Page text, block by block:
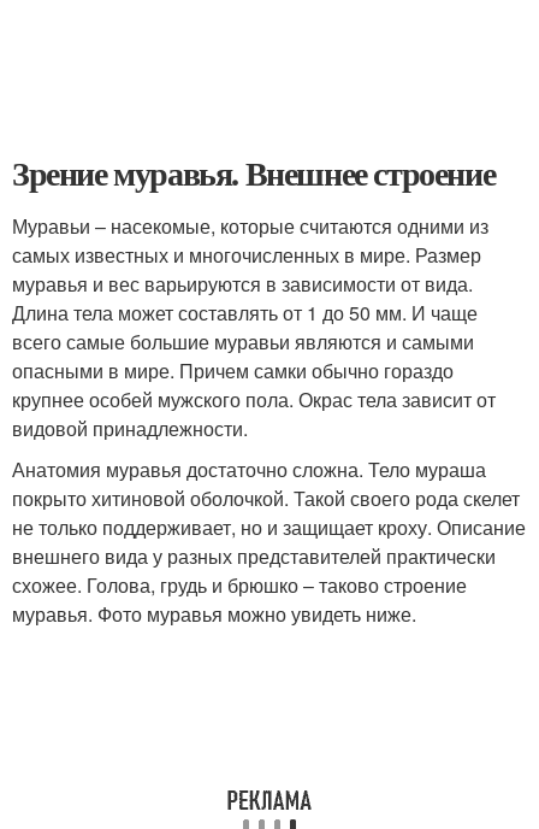
Зрение муравья. Внешнее строение
Муравьи – насекомые, которые считаются одними из
самых известных и многочисленных в мире. Размер
муравья и вес варьируются в зависимости от вида.
Длина тела может составлять от 1 до 50 мм. И чаще
всего самые большие муравьи являются и самыми
опасными в мире. Причем самки обычно гораздо
крупнее особей мужского пола. Окрас тела зависит от
видовой принадлежности.
Анатомия муравья достаточно сложна. Тело мураша
покрыто хитиновой оболочкой. Такой своего рода скелет
не только поддерживает, но и защищает кроху. Описание
внешнего вида у разных представителей практически
схожее. Голова, грудь и брюшко – таково строение
муравья. Фото муравья можно увидеть ниже.